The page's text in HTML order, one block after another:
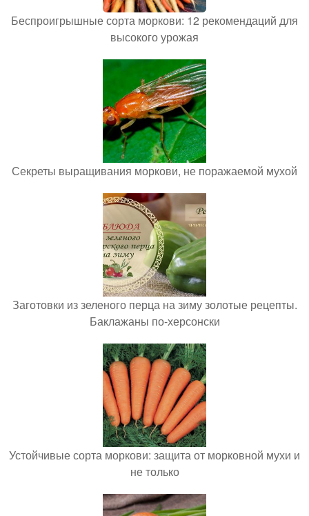
Беспроигрышные сорта моркови: 12 рекомендаций для
высокого урожая
Секреты выращивания моркови, не поражаемой мухой
Заготовки из зеленого перца на зиму золотые рецепты.
Баклажаны по-херсонски
Устойчивые сорта моркови: защита от морковной мухи и
не только